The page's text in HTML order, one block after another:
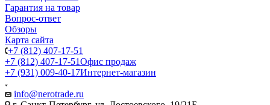
Гарантия на товар
Вопрос-ответ
Обзоры
Карта сайта
+7 (812) 407-17-51
+7 (812) 407-17-51Офис продаж
+7 (931) 009-40-17Интернет-магазин
info@nerotrade.ru